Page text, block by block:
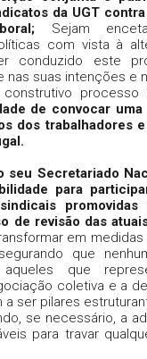
da UGT
Sejam
com vista à
conduzido este
nas suas intenções e
processo
de convocar uma
dos trabalhadores
seu Secretariado
para
de revisão das
em
que
aqueles que
coletiva e a
a ser pilares
se necessário, a
para travar